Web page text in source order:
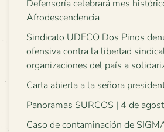
Defensoría celebrará mes
Afrodescendencia
Sindicato UDECO Dos Pinos
ofensiva contra la libertad
organizaciones del país a
Carta abierta a la señora
Panoramas SURCOS | 4 de
Caso de contaminación de